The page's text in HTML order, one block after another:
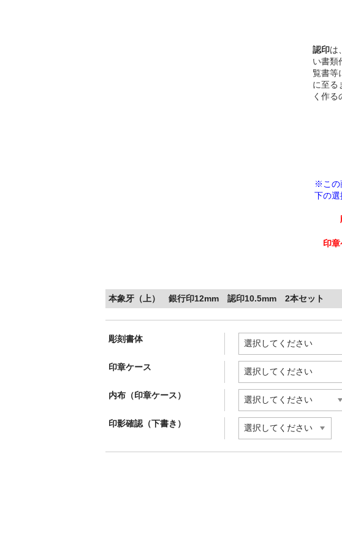
認印は
い書類
覧書等
に至る
く作る
※この
下の選
印
本象牙（上） 銀行印12mm 認印10.5mm 2本セット
彫刻書体
印章ケース
内布（印章ケース）
印影確認（下書き）